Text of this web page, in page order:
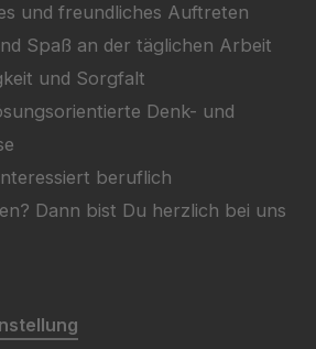
und freundliches Auftreten
Spaß an der täglichen Arbeit
und Sorgfalt
Denk- und
beruflich
Dann bist Du herzlich bei uns